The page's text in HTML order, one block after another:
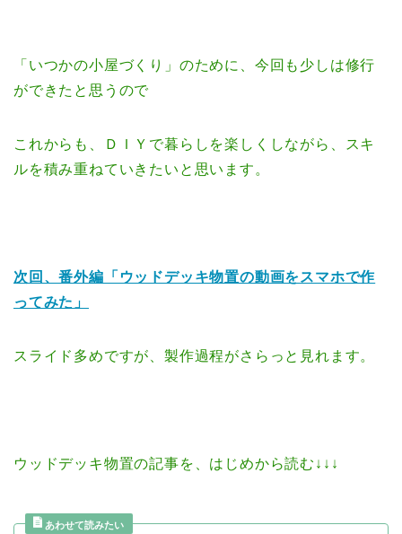
「いつかの小屋づくり」のために、今回も少しは修行
ができたと思うので
これからも、ＤＩＹで暮らしを楽しくしながら、スキ
ルを積み重ねていきたいと思います。
次回、番外編「ウッドデッキ物置の動画をスマホで作
ってみた」
スライド多めですが、製作過程がさらっと見れます。
ウッドデッキ物置の記事を、はじめから読む↓↓↓